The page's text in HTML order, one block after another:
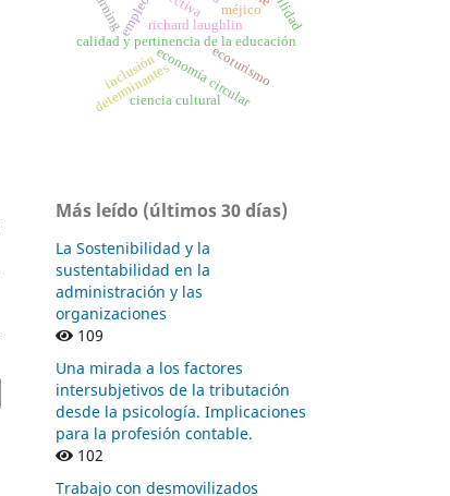
richard laughlin
calidad y pertinencia de la educación
empleo
economía circular
determinantes
méjico
ecoturismo
ciencia cultural
inclusión
Más leído (últimos 30 días)
La Sostenibilidad y la
sustentabilidad en la
administración y las
organizaciones
109
Una mirada a los factores
intersubjetivos de la tributación
desde la psicología. Implicaciones
para la profesión contable.
102
Trabajo con desmovilizados